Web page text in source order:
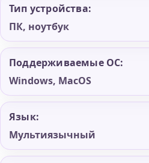
Тип устройства:
ПК, ноутбук
Поддерживаемые ОС:
Windows, MacOS
Язык:
Мультиязычный